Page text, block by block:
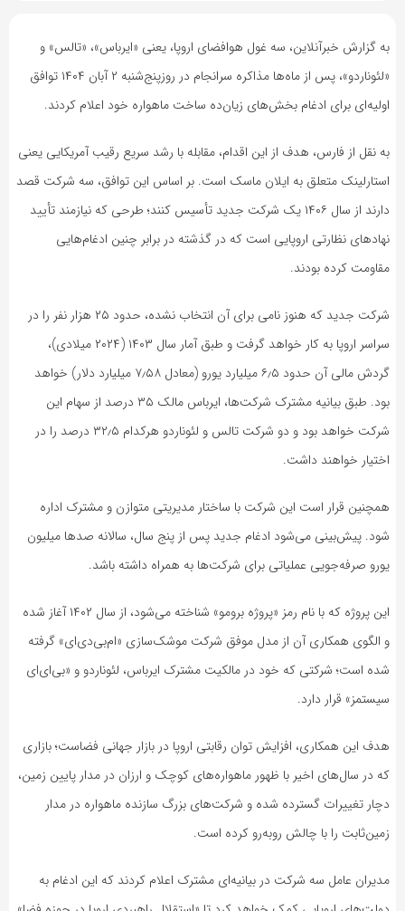
به گزارش خبرآنلاین، سه غول هوافضای اروپا، یعنی «ایرباس»، «تالس» و
«لئوناردو»، پس از ماه‌ها مذاکره سرانجام در روزپنج‌شنبه ۲ آبان ۱۴۰۴ توافق
اولیه‌ای برای ادغام بخش‌های زیان‌ده ساخت ماهواره خود اعلام کردند.
به نقل از فارس، هدف از این اقدام، مقابله با رشد سریع رقیب آمریکایی یعنی
استارلینک متعلق به ایلان ماسک است. بر اساس این توافق، سه شرکت قصد
دارند از سال ۱۴۰۶ یک شرکت جدید تأسیس کنند؛ طرحی که نیازمند تأیید
نهادهای نظارتی اروپایی است که در گذشته در برابر چنین ادغام‌هایی
مقاومت کرده بودند.
شرکت جدید که هنوز نامی برای آن انتخاب نشده، حدود ۲۵ هزار نفر را در
سراسر اروپا به کار خواهد گرفت و طبق آمار سال ۱۴۰۳ (۲۰۲۴ میلادی)،
گردش مالی آن حدود ۶٫۵ میلیارد یورو (معادل ۷٫۵۸ میلیارد دلار) خواهد
بود. طبق بیانیه مشترک شرکت‌ها، ایرباس مالک ۳۵ درصد از سهام این
شرکت خواهد بود و دو شرکت تالس و لئوناردو هرکدام ۳۲٫۵ درصد را در
اختیار خواهند داشت.
همچنین قرار است این شرکت با ساختار مدیریتی متوازن و مشترک اداره
شود. پیش‌بینی می‌شود ادغام جدید پس از پنج سال، سالانه صدها میلیون
یورو صرفه‌جویی عملیاتی برای شرکت‌ها به همراه داشته باشد.
این پروژه که با نام رمز «پروژه برومو» شناخته می‌شود، از سال ۱۴۰۲ آغاز شده
و الگوی همکاری آن از مدل موفق شرکت موشک‌سازی «ام‌بی‌دی‌ای» گرفته
شده است؛ شرکتی که خود در مالکیت مشترک ایرباس، لئوناردو و «بی‌ای‌ای
سیستمز» قرار دارد.
هدف این همکاری، افزایش توان رقابتی اروپا در بازار جهانی فضاست؛ بازاری
که در سال‌های اخیر با ظهور ماهواره‌های کوچک و ارزان در مدار پایین زمین،
دچار تغییرات گسترده شده و شرکت‌های بزرگ سازنده ماهواره در مدار
زمین‌ثابت را با چالش روبه‌رو کرده است.
مدیران عامل سه شرکت در بیانیه‌ای مشترک اعلام کردند که این ادغام به